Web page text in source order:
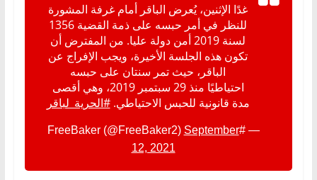
غدًا الإثنين، يُعرض الباقر أمام غرفة المشورة
للنظر في أمر حبسه على ذمة القضية 1356
لسنة 2019 أمن دولة عليا. من المفترض أن
تكون هذه الجلسة الأخيرة، ويجب الإفراج عن
الباقر، حيث تمر سنتان على حبسه
احتياطيًا منذ 29 سبتمبر 2019، وهي أقصى
مدة قانونية للحبس الاحتياطي.#الحرية_لباقر
— #FreeBaker (@FreeBaker2)
September
12, 2021